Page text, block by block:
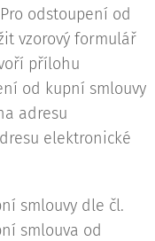
odstoupení od
vzorový formulář
přílohu
od kupní smlouvy
adresu
elektronické
smlouvy dle čl.
smlouva od